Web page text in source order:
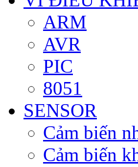
ARM
AVR
PIC
8051
SENSOR
Cảm biến
Cảm biến